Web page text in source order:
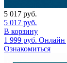
5 017 руб.
5 017 руб.
В корзину
1 999 руб. Онлайн
Ознакомиться